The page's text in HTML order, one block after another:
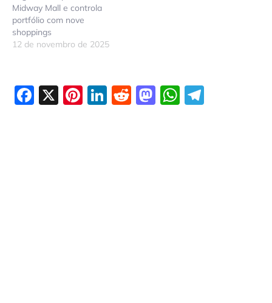
Midway Mall e controla
portfólio com nove
shoppings
12 de novembro de 2025
Facebook
X Pinterest
LinkedIn
Reddit
Mastodon